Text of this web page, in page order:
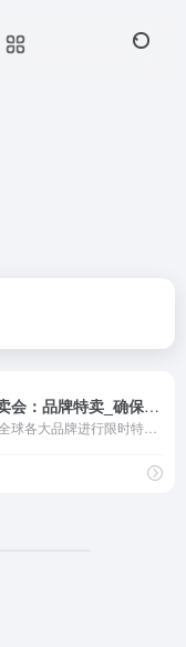
唯品会（原Vipshop.com）特卖会：品牌特卖_确保正品_确保低价_货到付款